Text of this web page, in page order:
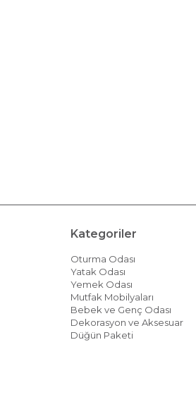
Kategoriler
Oturma Odası
Yatak Odası
Yemek Odası
Mutfak Mobilyaları
Bebek ve Genç Odası
Dekorasyon ve Aksesuar
Düğün Paketi